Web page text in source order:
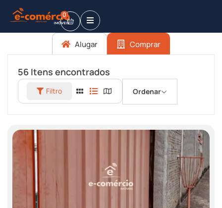
0
Alugar Comprar
56 Itens encontrados
Filtro Ordenar